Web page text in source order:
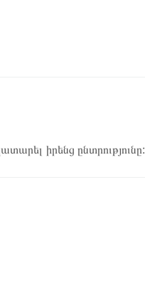
իրենց ընտրությունը: